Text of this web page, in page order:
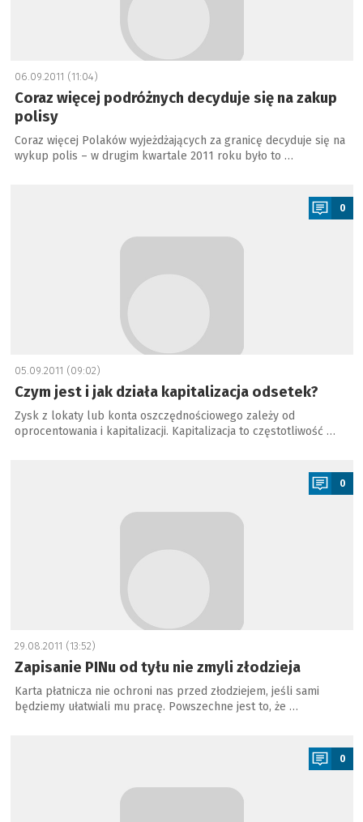
06.09.2011 (11:04)
Coraz więcej podróżnych decyduje się na zakup
polisy
Coraz więcej Polaków wyjeżdżających za granicę decyduje się na
wykup polis – w drugim kwartale 2011 roku było to …
0
05.09.2011 (09:02)
Czym jest i jak działa kapitalizacja odsetek?
Zysk z lokaty lub konta oszczędnościowego zależy od
oprocentowania i kapitalizacji. Kapitalizacja to częstotliwość …
0
29.08.2011 (13:52)
Zapisanie PINu od tyłu nie zmyli złodzieja
Karta płatnicza nie ochroni nas przed złodziejem, jeśli sami
będziemy ułatwiali mu pracę. Powszechne jest to, że …
0